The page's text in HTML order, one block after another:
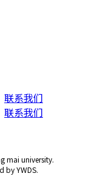
联系我们
联系我们
mai university.
by YWDS.